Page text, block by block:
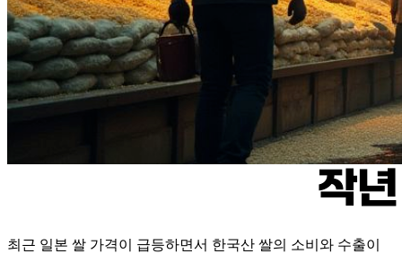
최근 일본 쌀 가격이 급등하면서 한국산 쌀의 소비와 수출이